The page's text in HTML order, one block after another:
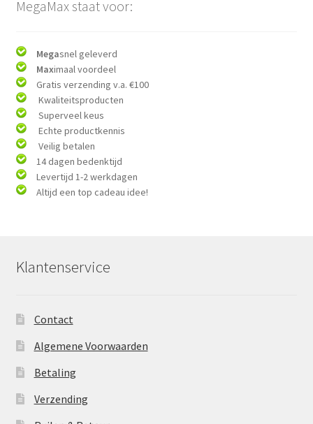
MegaMax staat voor:
Megasnel geleverd
Maximaal voordeel
Gratis verzending v.a. €100
Kwaliteitsproducten
Superveel keus
Echte productkennis
Veilig betalen
14 dagen bedenktijd
Levertijd 1-2 werkdagen
Altijd een top cadeau idee!
Klantenservice
Contact
Algemene Voorwaarden
Betaling
Verzending